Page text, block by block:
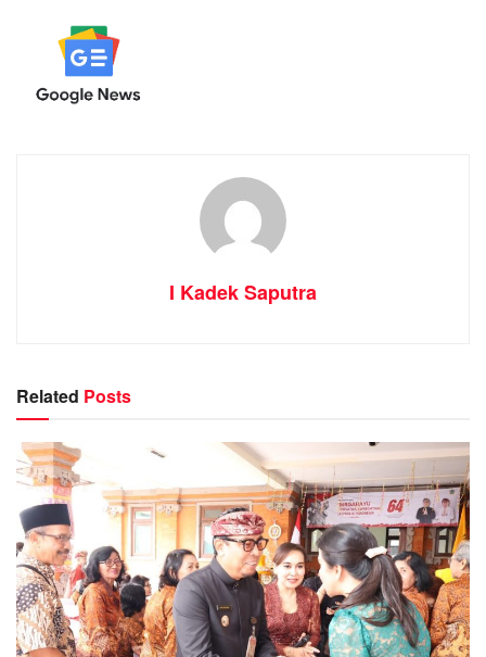
I Kadek Saputra
Related Posts